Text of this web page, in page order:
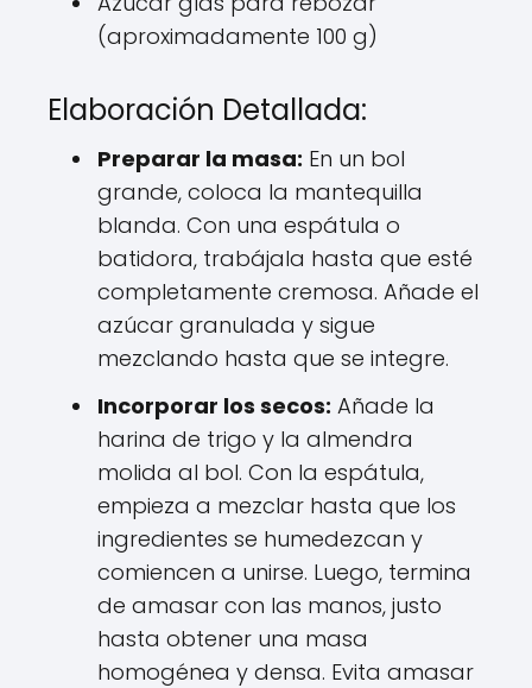
(aproximadamente 100 g)
Elaboración Detallada:
Preparar la masa: En un bol
grande, coloca la mantequilla
blanda. Con una espátula o
batidora, trabájala hasta que esté
completamente cremosa. Añade el
azúcar granulada y sigue
mezclando hasta que se integre.
Incorporar los secos: Añade la
harina de trigo y la almendra
molida al bol. Con la espátula,
empieza a mezclar hasta que los
ingredientes se humedezcan y
comiencen a unirse. Luego, termina
de amasar con las manos, justo
hasta obtener una masa
homogénea y densa. Evita amasar